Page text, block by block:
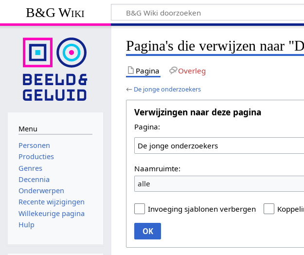
B&G Wiki
Pagina's die verwijzen naar
Pagina Overleg
← De jonge onderzoekers
Verwijzingen naar deze pagina
Pagina:
Naamruimte:
alle
Invoeging sjablonen verbergen
OK
Menu
Personen
Producties
Genres
Decennia
Onderwerpen
Recente wijzigingen
Willekeurige pagina
Hulp